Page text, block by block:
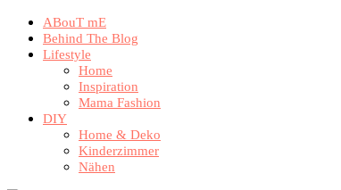
ABouT mE
Behind The Blog
Lifestyle
Home
Inspiration
Mama Fashion
DIY
Home & Deko
Kinderzimmer
Nähen